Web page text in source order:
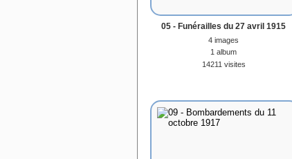
05 - Funérailles du 27 avril 1915
4 images
1 album
14211 visites